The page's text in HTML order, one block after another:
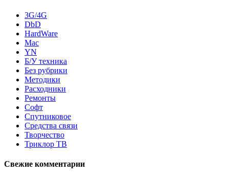
3G/4G
DbD
HardWare
Mac
YN
Б/У техника
Без рубрики
Методики
Расходники
Ремонты
Софт
Спутниковое
Средства связи
Творчество
Триклор ТВ
Свежие комментарии